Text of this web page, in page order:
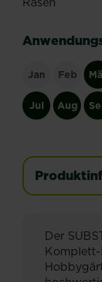
Jan Feb
Jul Aug
Der